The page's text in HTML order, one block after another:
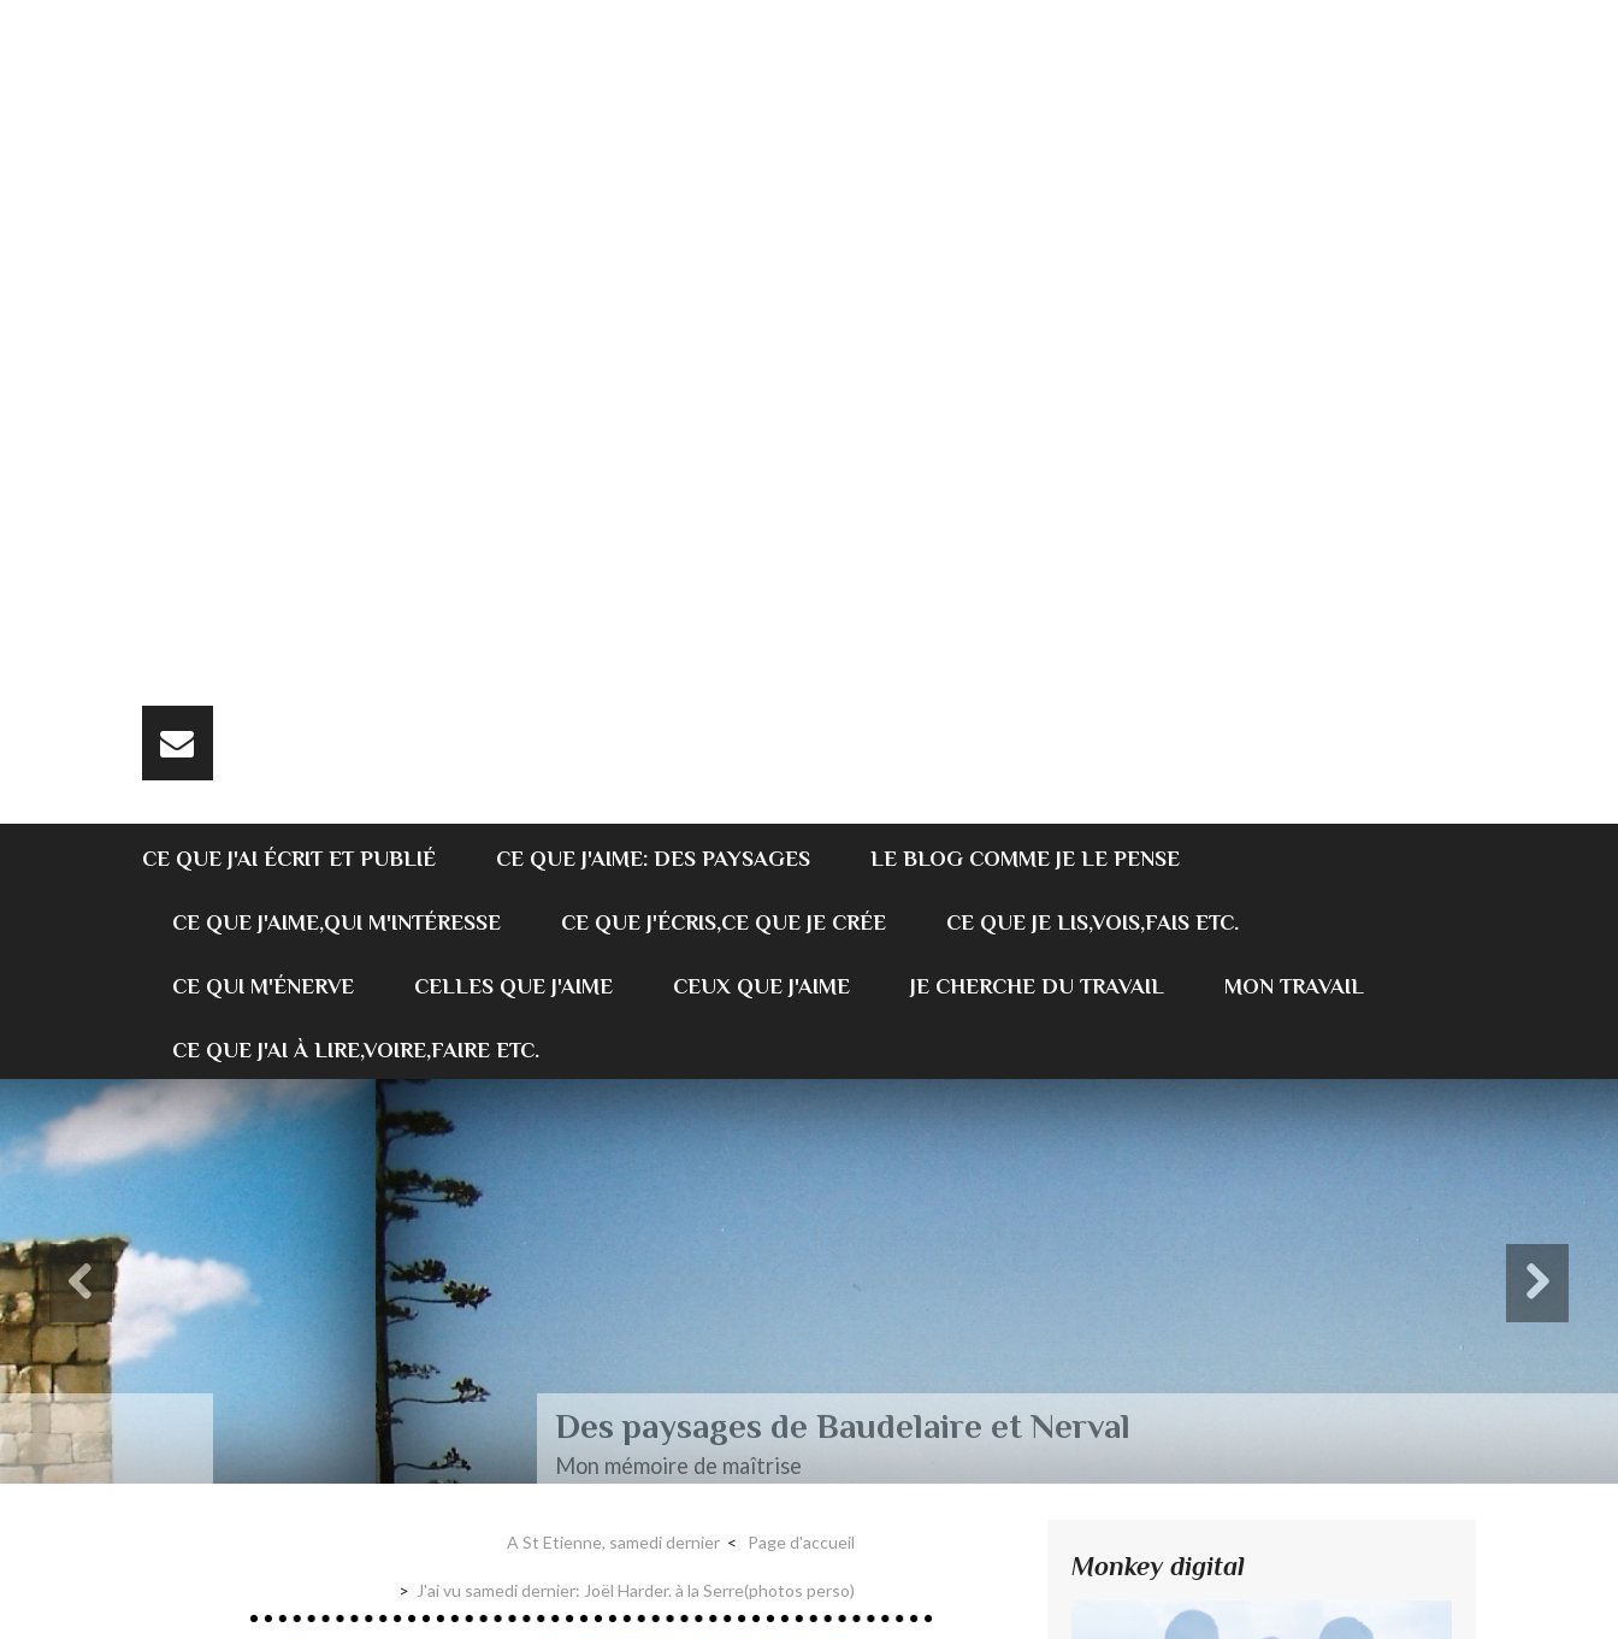
CE QUE J'AI ÉCRIT ET PUBLIÉ CE QUE J'AIME: DES PAYSAGES LE BLOG COMME JE LE PENSE
CE QUE J'AIME,QUI M'INTÉRESSE CE QUE J'ÉCRIS,CE QUE JE CRÉE CE QUE JE LIS,VOIS,FAIS ETC.
CE QUI M'ÉNERVE CELLES QUE J'AIME CEUX QUE J'AIME JE CHERCHE DU TRAVAIL MON TRAVAIL
CE QUE J'AI À LIRE,VOIRE,FAIRE ETC.
Des paysages de Baudelaire et Nerval
Mon mémoire de maîtrise
A St Etienne, samedi dernier Page d'accueil
J'ai vu samedi dernier: Joël Harder. à la Serre(photos perso)
Monkey digital